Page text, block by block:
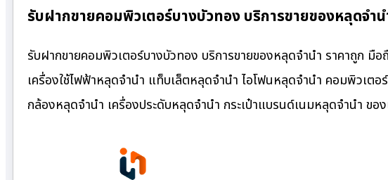
รับฝากขายคอมพิวเตอร์บางบัวทอง บริการขายของหลุดจำน
รับฝากขายคอมพิวเตอร์บางบัวทอง บริการขายของหลุดจำนำ ราคาถูก มื
เครื่องใช้ไฟฟ้าหลุดจำนำ แท็บเล็ตหลุดจำนำ ไอโฟนหลุดจำนำ คอมพิวเต
กล้องหลุดจำนำ เครื่องประดับหลุดจำนำ กระเป๋าแบรนด์เนมหลุดจำนำ ข